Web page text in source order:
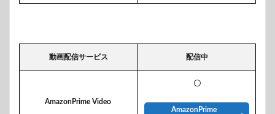
動画配信サービス 配信中
AmazonPrime Video
〇
AmazonPrime